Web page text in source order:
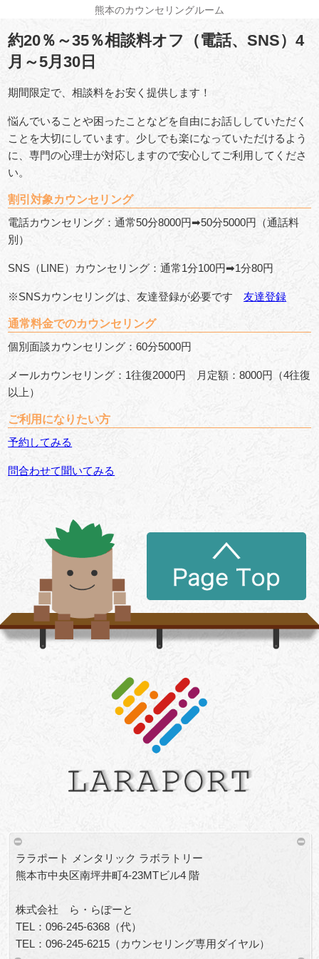
熊本のカウンセリングルーム
約20％～35％相談料オフ（電話、SNS）4
月～5月30日
期間限定で、相談料をお安く提供します！
悩んでいることや困ったことなどを自由にお話ししていただく
ことを大切にしています。少しでも楽になっていただけるよう
に、専門の心理士が対応しますので安心してご利用してくださ
い。
割引対象カウンセリング
電話カウンセリング：通常50分8000円➡50分5000円（通話料
別）
SNS（LINE）カウンセリング：通常1分100円➡1分80円
※SNSカウンセリングは、友達登録が必要です友達登録
通常料金でのカウンセリング
個別面談カウンセリング：60分5000円
メールカウンセリング：1往復2000円 月定額：8000円（4往復
以上）
ご利用になりたい方
予約してみる
問合わせて聞いてみる
ララポート メンタリック ラボラトリー
熊本市中央区南坪井町4-23MTビル4 階
株式会社 ら・らぽーと
TEL：096-245-6368（代）
TEL：096-245-6215（カウンセリング専用ダイヤル）